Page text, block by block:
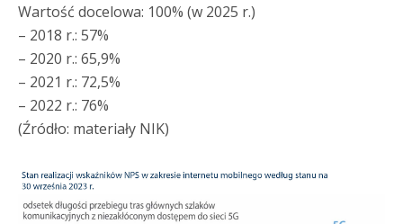
Wartość docelowa: 100% (w 2025 r.)
– 2018 r.: 57%
– 2020 r.: 65,9%
– 2021 r.: 72,5%
– 2022 r.: 76%
(Źródło: materiały NIK)